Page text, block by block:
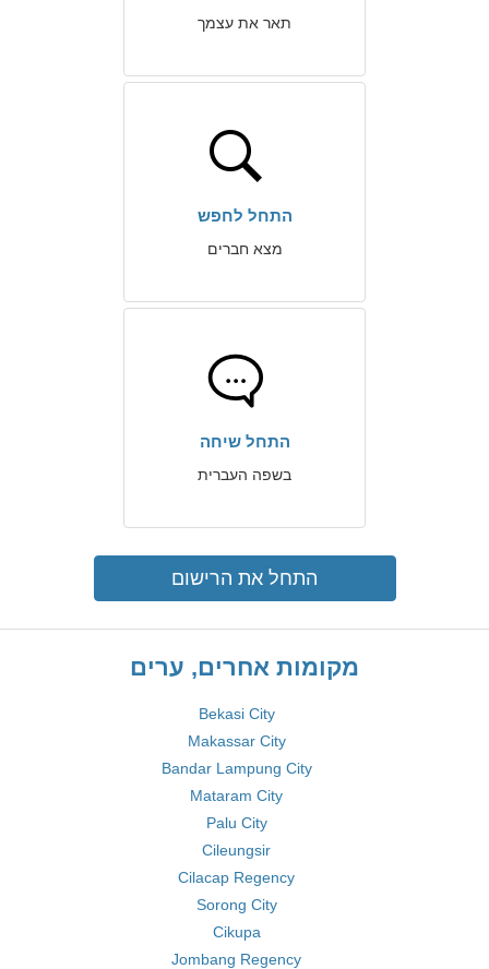
תאר את עצמך
התחל לחפש
מצא חברים
התחל שיחה
בשפה העברית
התחל את הרישום
מקומות אחרים, ערים
Bekasi City
Makassar City
Bandar Lampung City
Mataram City
Palu City
Cileungsir
Cilacap Regency
Sorong City
Cikupa
Jombang Regency